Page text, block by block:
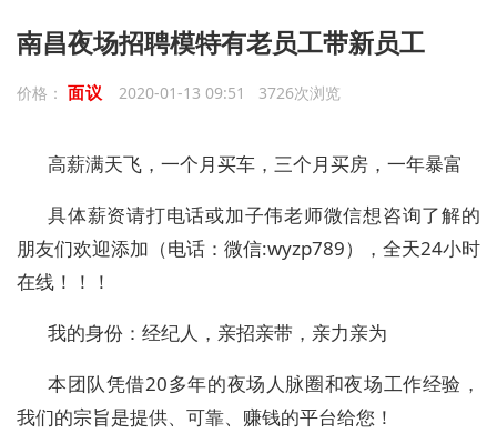
南昌夜场招聘模特有老员工带新员工
价格： 面议 2020-01-13 09:51 3726次浏览
高薪满天飞，一个月买车，三个月买房，一年暴富
具体薪资请打电话或加子伟老师微信想咨询了解的
朋友们欢迎添加 （电话： 微信:wyzp789） ，全天24小时
在线！！！
我的身份：经纪人，亲招亲带，亲力亲为
本团队凭借20多年的夜场人脉圈和夜场工作经验，
我们的宗旨是提供、可靠、赚钱的平台给您！